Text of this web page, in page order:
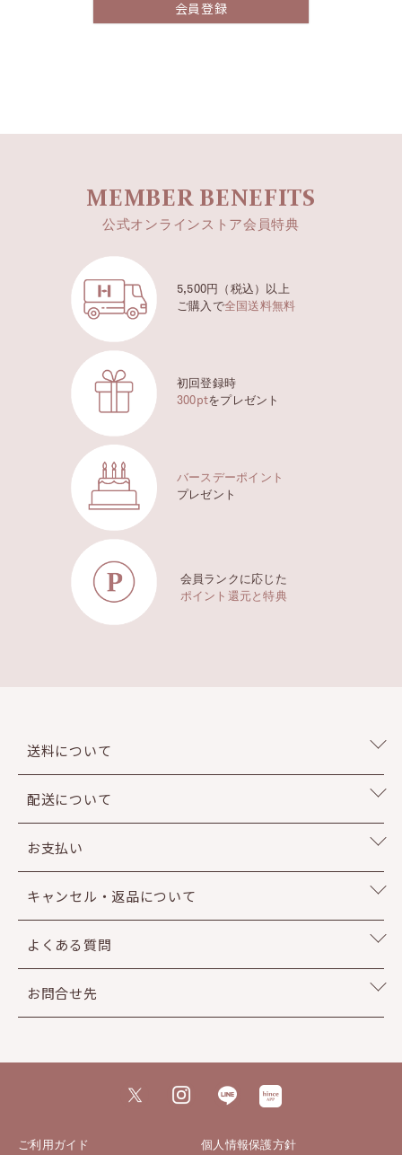
会員登録
MEMBER BENEFITS
公式オンラインストア会員特典
5,500円（税込）以上
ご購入で全国送料無料
初回登録時
300ptをプレゼント
バースデーポイント
プレゼント
会員ランクに応じた
ポイント還元と特典
送料について
配送について
お支払い
キャンセル・返品について
よくある質問
お問合せ先
ご利用ガイド 個人情報保護方針